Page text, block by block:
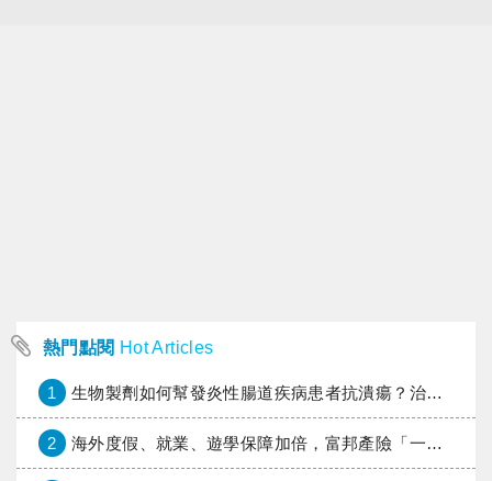
熱門點閱 Hot Articles
1 生物製劑如何幫發炎性腸道疾病患者抗潰瘍？治療進展與健保給付困境一次看
2 海外度假、就業、遊學保障加倍，富邦產險「一期逐夢」專案加碼遠距醫療與緊急救援